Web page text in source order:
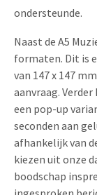
ondersteunde.
Naast de A5
formaten. Dit is
van 147 x 147
aanvraag.
een pop-up
seconden aan
afhankelijk van
kiezen uit onze
boodschap